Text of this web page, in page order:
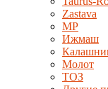
Zastava
MP
Ижмаш
Молот
ТОЗ